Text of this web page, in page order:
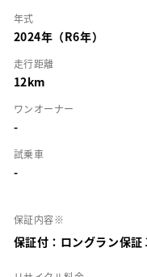
年式
2024年（R6年）
走行距離
12km
ワンオーナー
-
試乗車
-
保証内容※
保証付：ロングラン保